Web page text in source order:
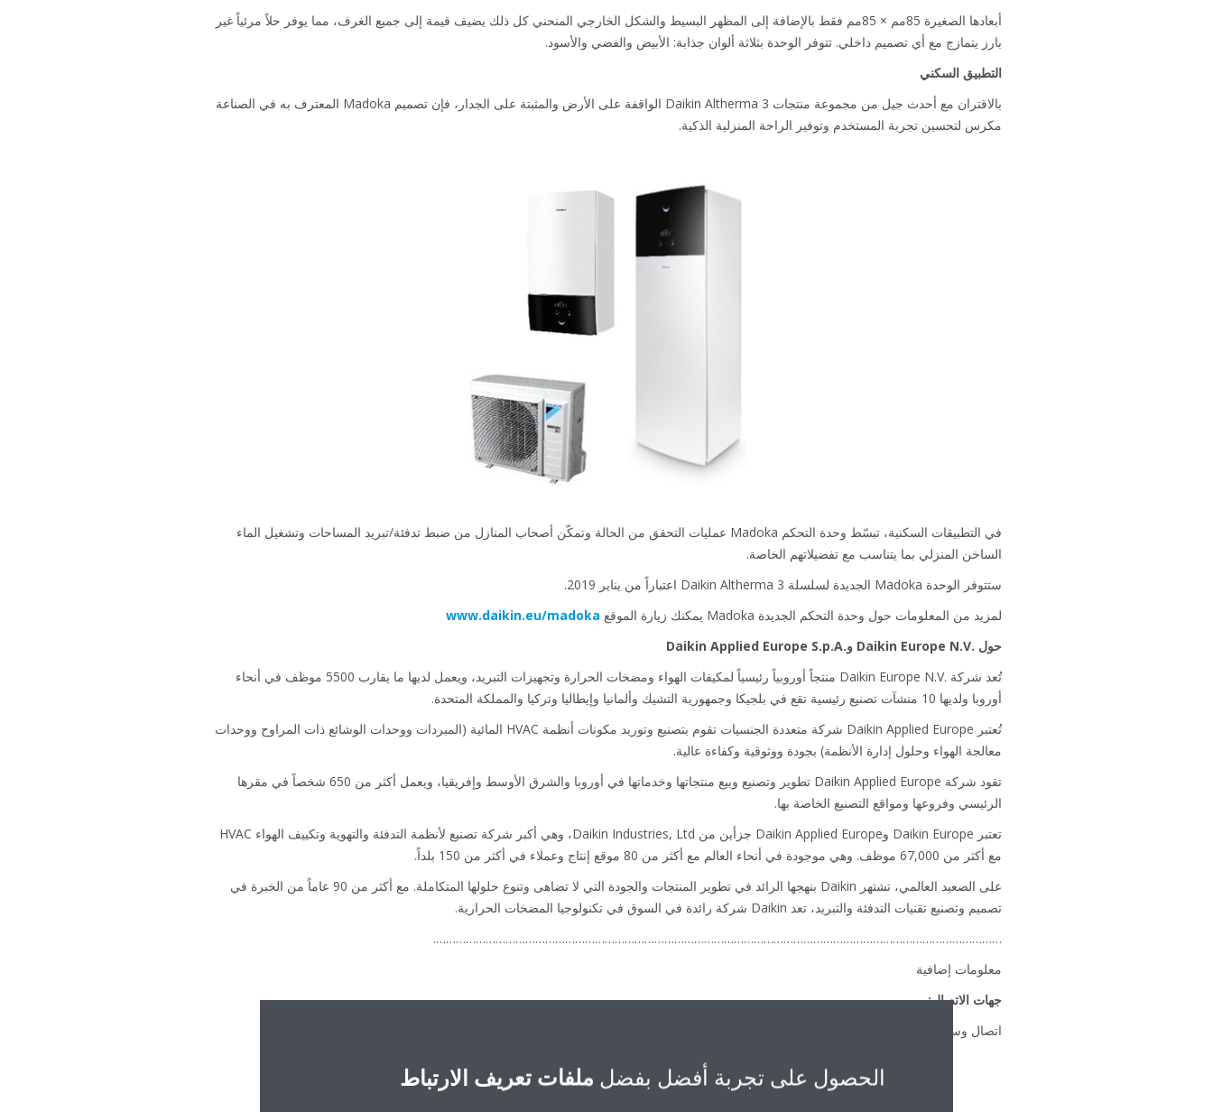
أبعادها الصغيرة 85مم × 85مم فقط بالإضافة إلى المظهر البسيط والشكل الخارجي المنحني كل ذلك يضيف قيمة إلى جميع الغرف، مما يوفر حلاً مرئياً غير
بارز يتمازج مع أي تصميم داخلي. تتوفر الوحدة بثلاثة ألوان جذابة: الأبيض والفضي والأسود.
التطبيق السكني
بالاقتران مع أحدث جيل من مجموعة منتجات Daikin Altherma 3 الواقفة على الأرض والمثبتة على الجدار، فإن تصميم Madoka المعترف به في الصناعة
مكرس لتحسين تجربة المستخدم وتوفير الراحة المنزلية الذكية.
في التطبيقات السكنية، تبسّط وحدة التحكم Madoka عمليات التحقق من الحالة وتمكّن أصحاب المنازل من ضبط تدفئة/تبريد المساحات وتشغيل الماء
الساخن المنزلي بما يتناسب مع تفضيلاتهم الخاصة.
ستتوفر الوحدة Madoka الجديدة لسلسلة Daikin Altherma 3 اعتباراً من يناير 2019.
لمزيد من المعلومات حول وحدة التحكم الجديدة Madoka يمكنك زيارة الموقع
www.daikin.eu/madoka
حول Daikin Europe N.V.‎ وDaikin Applied Europe S.p.A.‎
تُعد شركة Daikin Europe N.V.‎ منتجاً أوروبياً رئيسياً لمكيفات الهواء ومضخات الحرارة وتجهيزات التبريد، ويعمل لديها ما يقارب 5500 موظف في أنحاء
أوروبا ولديها 10 منشآت تصنيع رئيسية تقع في بلجيكا وجمهورية التشيك وألمانيا وإيطاليا وتركيا والمملكة المتحدة.
تُعتبر Daikin Applied Europe شركة متعددة الجنسيات تقوم بتصنيع وتوريد مكونات أنظمة HVAC المائية (المبردات ووحدات الوشائع ذات المراوح ووحدات
معالجة الهواء وحلول إدارة الأنظمة) بجودة ووثوقية وكفاءة عالية.
تقود شركة Daikin Applied Europe تطوير وتصنيع وبيع منتجاتها وخدماتها في أوروبا والشرق الأوسط وإفريقيا، ويعمل أكثر من 650 شخصاً في مقرها
الرئيسي وفروعها ومواقع التصنيع الخاصة بها.
تعتبر Daikin Europe وDaikin Applied Europe جزأين من Daikin Industries, Ltd، وهي أكبر شركة تصنيع لأنظمة التدفئة والتهوية وتكييف الهواء HVAC
مع أكثر من 67,000 موظف. وهي موجودة في أنحاء العالم مع أكثر من 80 موقع إنتاج وعملاء في أكثر من 150 بلداً.
على الصعيد العالمي، تشتهر Daikin بنهجها الرائد في تطوير المنتجات والجودة التي لا تضاهى وتنوع حلولها المتكاملة. مع أكثر من 90 عاماً من الخبرة في
تصميم وتصنيع تقنيات التدفئة والتبريد، تعد Daikin شركة رائدة في السوق في تكنولوجيا المضخات الحرارية.
……………………………………………………………………………………………………………………………………………………….
معلومات إضافية
جهات الاتصال:
اتصال وسائل الإعلام: أنجو ساربال: ‎+44 7980 785572
الحصول على تجربة أفضل بفضل ملفات تعريف الارتباط